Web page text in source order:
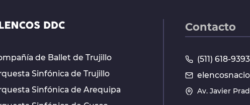
de Ballet de Trujillo
Sinfónica de Trujillo
Sinfónica de Arequipa
Contacto
(511) 618-
Av. Javier